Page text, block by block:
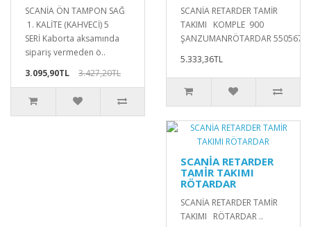
SCANİA ÖN TAMPON SAĞ
1. KALİTE (KAHVECİ) 5
SERİ Kaborta aksamında
sipariş vermeden ö..
3.095,90TL
3.427,20TL
SCANİA RETARDER TAMİR
TAKIMI KOMPLE 900
ŞANZUMANRÖTARDAR
5.333,36TL
SCANİA RETARDER
TAMİR TAKIMI
RÖTARDAR
SCANİA RETARDER TAMİR
TAKIMI RÖTARDAR ..